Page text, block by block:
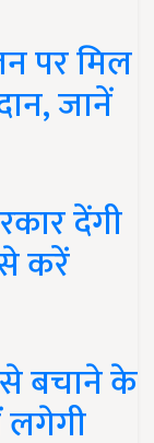
पर मिल
जानें
देंगी
करें
बचाने के
लगेगी